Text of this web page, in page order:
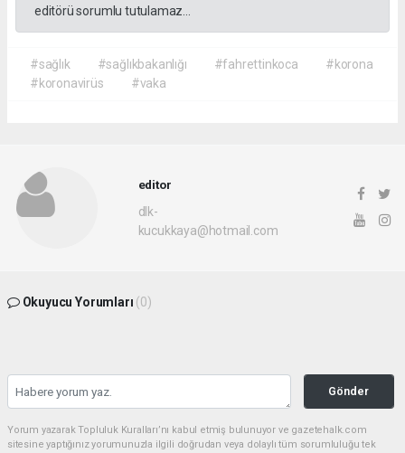
editörü sorumlu tutulamaz...
#sağlık #sağlıkbakanlığı #fahrettinkoca
#korona
#koronavirüs
#vaka
editor
dlk-
kucukkaya@hotmail.com
Okuyucu Yorumları (0)
Gönder
Yorum yazarak Topluluk Kuralları’nı kabul etmiş bulunuyor ve gazetehalk.com
sitesine yaptığınız yorumunuzla ilgili doğrudan veya dolaylı tüm sorumluluğu tek